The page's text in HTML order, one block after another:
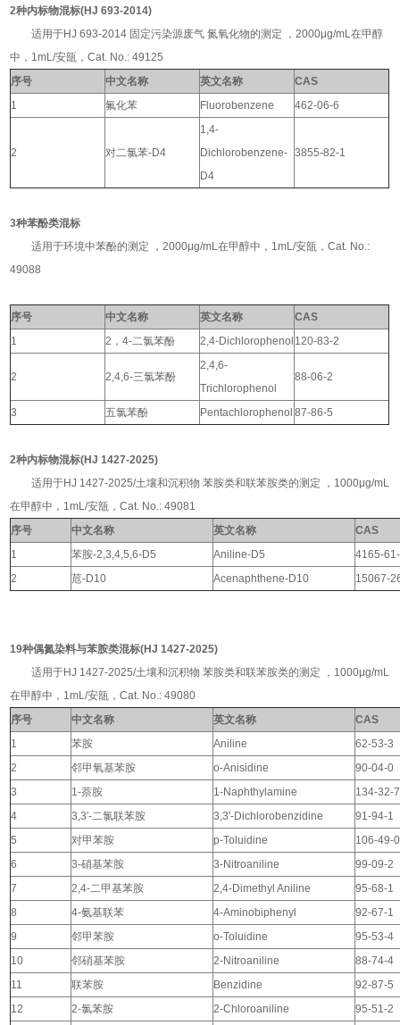
2种内标物混标(HJ 693-2014)
适用于HJ 693-2014 固定污染源废气 氮氧化物的测定 ，2000μg/mL在甲醇
中，1mL/安瓿，Cat. No.: 49125
序号
中文名称 英文名称
CAS
1
氟化苯 Fluorobenzene 462-06-6
2 对二氯苯-D4
1,4-
Dichlorobenzene-
D4
3855-82-1
3种苯酚类混标
适用于环境中苯酚的测定 ，2000μg/mL在甲醇中，1mL/安瓿，Cat. No.:
49088
序号 中文名称 英文名称
CAS
1
2，4-二氯苯酚 2,4-Dichlorophenol 120-83-2
2 2,4,6-三氯苯酚
2,4,6-
Trichlorophenol
88-06-2
3 五氯苯酚 Pentachlorophenol 87-86-5
2种内标物混标(HJ 1427-2025)
适用于HJ 1427-2025/土壤和沉积物 苯胺类和联苯胺类的测定 ，1000μg/mL
在甲醇中，1mL/安瓿，Cat. No.: 49081
序号
中文名称 英文名称
CAS
1
苯胺-2,3,4,5,6-D5 Aniline-D5
4165-
2
苊-D10 Acenaphthene-D10 15067-
19种偶氮染料与苯胺类混标(HJ 1427-2025)
适用于HJ 1427-2025/土壤和沉积物 苯胺类和联苯胺类的测定 ，1000μg/mL
在甲醇中，1mL/安瓿，Cat. No.: 49080
序号
中文名称 英文名称
CAS
1
苯胺 Aniline
62-53-3
2
邻甲氧基苯胺 o-Anisidine
90-04-0
3
1-萘胺 1-Naphthylamine
134-32-7
4
3,3'-二氯联苯胺 3,3'-Dichlorobenzidine
91-94-1
5
对甲苯胺 p-Toluidine
106-49-0
6
3-硝基苯胺 3-Nitroaniline
99-09-2
7
2,4-二甲基苯胺 2,4-Dimethyl Aniline
95-68-1
8
4-氨基联苯 4-Aminobiphenyl
92-67-1
9
邻甲苯胺 o-Toluidine
95-53-4
10
邻硝基苯胺 2-Nitroaniline
88-74-4
11
联苯胺 Benzidine
92-87-5
12
2-氯苯胺 2-Chloroaniline
95-51-2